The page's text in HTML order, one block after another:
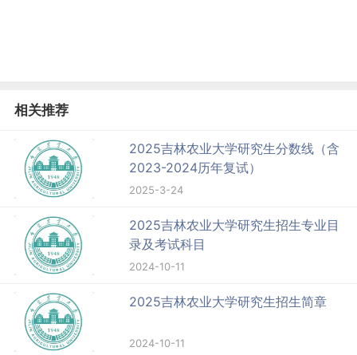
相关推荐
2025吉林农业大学研究生分数线（含
2023-2024历年复试）
2025-3-24
2025吉林农业大学研究生招生专业目
录及考试科目
2024-10-11
2025吉林农业大学研究生招生简章
2024-10-11